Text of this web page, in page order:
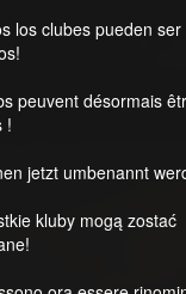
los clubes pueden ser
peuvent désormais
!
jetzt umbenannt
kluby mogą zostać